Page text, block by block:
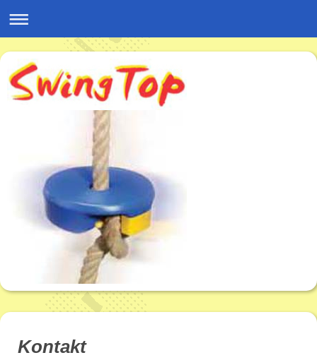
Kontakt